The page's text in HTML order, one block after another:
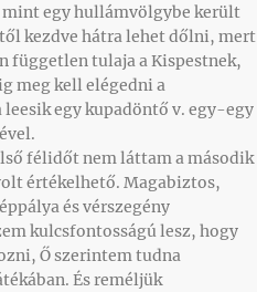
egy hullámvölgybe került
kezdve hátra lehet dőlni, mert
független tulaja a Kispestnek,
meg kell elégedni a
egy kupadöntő v. egy-egy
félidőt nem láttam a második
értékelhető. Magabiztos,
és vérszegény
kulcsfontosságú lesz, hogy
Ő szerintem tudna
És reméljük